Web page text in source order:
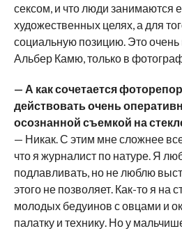
сексом, и что люди занимаются
художественных целях, а для
социальную позицию. Это очень
Альбер Камю, только в
— А как сочетается
действовать очень
осознанной съемкой на
— Никак. С этим мне сложнее
что я журналист по натуре. Я
подлавливать, но не люблю
этого не позволяет. Как-то я на
молодых бедуинов с овцами и
палатку и технику. Но у